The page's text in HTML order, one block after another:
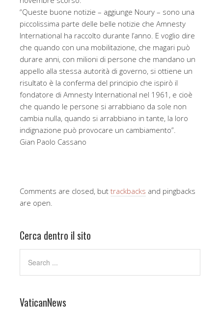
“Queste buone notizie – aggiunge Noury – sono una
piccolissima parte delle belle notizie che Amnesty
International ha raccolto durante l’anno. E voglio dire
che quando con una mobilitazione, che magari può
durare anni, con milioni di persone che mandano un
appello alla stessa autorità di governo, si ottiene un
risultato è la conferma del principio che ispirò il
fondatore di Amnesty International nel 1961, e cioè
che quando le persone si arrabbiano da sole non
cambia nulla, quando si arrabbiano in tante, la loro
indignazione può provocare un cambiamento”.
Gian Paolo Cassano
Comments are closed, but trackbacks and pingbacks
are open.
Cerca dentro il sito
VaticanNews